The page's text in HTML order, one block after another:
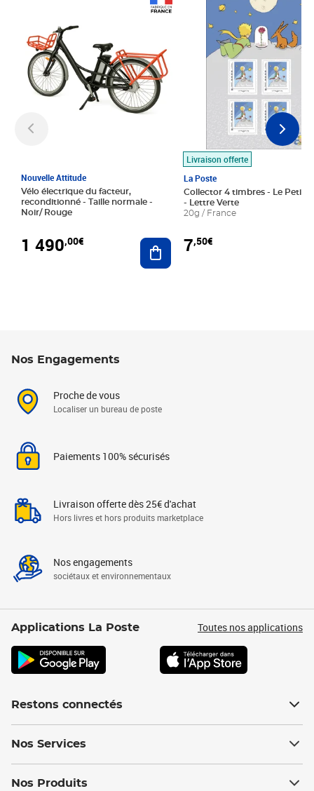
Nouvelle Attitude
Vélo électrique du facteur,
reconditionné - Taille normale -
Noir/ Rouge
1 490,00€ Ajouter au panier
Livraison offerte
La Poste
Collector 4 timbres - Le Petit
- Lettre Verte
20g / France
7,50€
Prix 7,50€
Nos Engagements
Proche de vous
Localiser un bureau de poste
Paiements 100% sécurisés
Livraison offerte dès 25€ d'achat
Hors livres et hors produits marketplace
Nos engagements
sociétaux et environnementaux
Applications La Poste Toutes nos applications
Restons connectés
Nos Services
Nos Produits